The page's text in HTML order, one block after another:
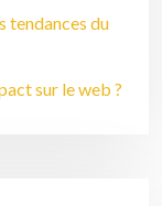
tendances du
sur le web ?